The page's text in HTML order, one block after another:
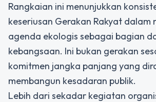
Rangkaian ini menunjukkan
keseriusan Gerakan Rakyat dalam
agenda ekologis sebagai bagian
kebangsaan. Ini bukan gerakan
komitmen jangka panjang yang
membangun kesadaran publik.
Lebih dari sekadar kegiatan